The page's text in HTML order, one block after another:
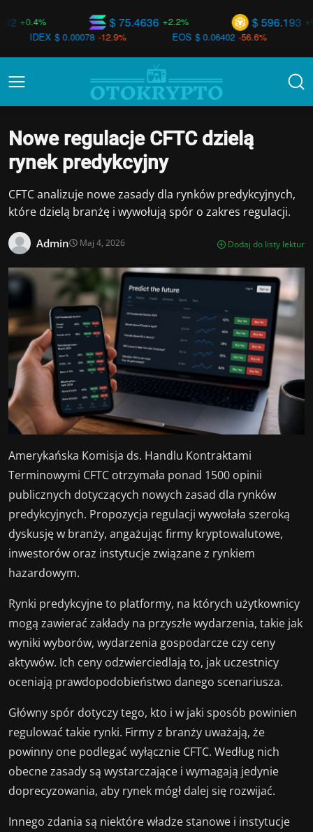
$ 596.193 +0.7%
$ 75.4636 +2.2%
SFI
EOS $ 0.06402 -56.6%
0.00078 -12.9%
Nowe regulacje CFTC dzielą
rynek predykcyjny
CFTC analizuje nowe zasady dla rynków predykcyjnych,
które dzielą branżę i wywołują spór o zakres regulacji.
Admin Maj 4, 2026 Dodaj do listy lektur
Amerykańska Komisja ds. Handlu Kontraktami
Terminowymi CFTC otrzymała ponad 1500 opinii
publicznych dotyczących nowych zasad dla rynków
predykcyjnych. Propozycja regulacji wywołała szeroką
dyskusję w branży, angażując firmy kryptowalutowe,
inwestorów oraz instytucje związane z rynkiem
hazardowym.
Rynki predykcyjne to platformy, na których użytkownicy
mogą zawierać zakłady na przyszłe wydarzenia, takie jak
wyniki wyborów, wydarzenia gospodarcze czy ceny
aktywów. Ich ceny odzwierciedlają to, jak uczestnicy
oceniają prawdopodobieństwo danego scenariusza.
Główny spór dotyczy tego, kto i w jaki sposób powinien
regulować takie rynki. Firmy z branży uważają, że
powinny one podlegać wyłącznie CFTC. Według nich
obecne zasady są wystarczające i wymagają jedynie
doprecyzowania, aby rynek mógł dalej się rozwijać.
Innego zdania są niektóre władze stanowe i instytucje